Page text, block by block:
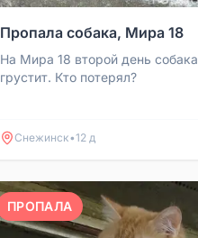
Пропала собака, Мира 18
На Мира 18 второй день собака
грустит. Кто потерял?
Снежинск•12 д
ПРОПАЛА